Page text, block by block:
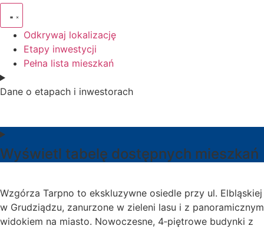
Odkrywaj lokalizację
Etapy inwestycji
Pełna lista mieszkań
Dane o etapach i inwestorach
Wyświetl tabelę dostępnych mieszkań
Wzgórza Tarpno to ekskluzywne osiedle przy ul. Elbląskiej
w Grudziądzu, zanurzone w zieleni lasu i z panoramicznym
widokiem na miasto. Nowoczesne, 4‑piętrowe budynki z